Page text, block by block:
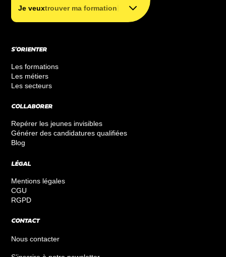
Je veuxtrouver ma formation
financer ma formation
S’ORIENTER
Les formations
Les métiers
Les secteurs
COLLABORER
Repérer les jeunes invisibles
Générer des candidatures qualifiées
Blog
LÉGAL
Mentions légales
CGU
RGPD
CONTACT
Nous contacter